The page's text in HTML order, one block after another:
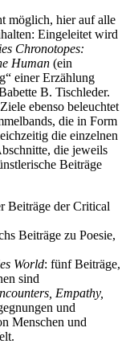
möglich, hier auf alle
Eingeleitet wird
Chronotopes:
Human (ein
einer Erzählung
B. Tischleder.
ebenso beleuchtet
die in Form
die einzelnen
die jeweils
Beiträge
Beiträge der Critical
Beiträge zu Poesie,
World: fünf Beiträge,
sind
Empathy,
und
Menschen und